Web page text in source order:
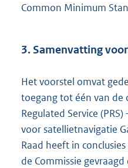
Common Minimum
3. Samenvatting
Het voorstel omvat
toegang tot één van de
Regulated Service
voor satellietnavigatie
Raad heeft in
de Commissie